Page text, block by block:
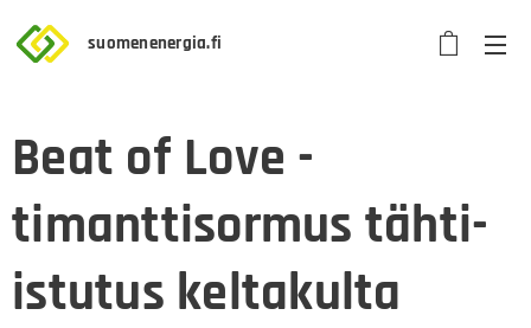
suomenenergia.fi
Beat of Love -
timanttisormus tähti-
istutus keltakulta